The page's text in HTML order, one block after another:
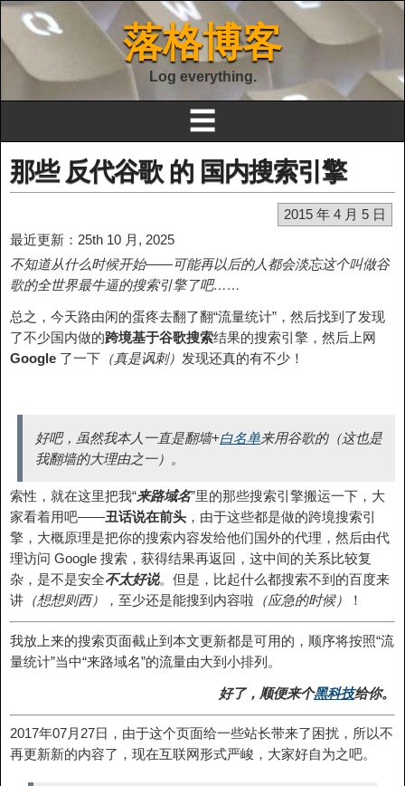
落格博客
Log everything.
☰
那些 反代谷歌 的 国内搜索引擎
2015 年 4 月 5 日
最近更新：25th 10 月, 2025
不知道从什么时候开始——可能再以后的人都会淡忘这个叫做谷
歌的全世界最牛逼的搜索引擎了吧……
总之，今天路由闲的蛋疼去翻了翻“流量统计”，然后找到了发现
了不少国内做的跨境基于谷歌搜索结果的搜索引擎，然后上网
Google 了一下 （真是讽刺） 发现还真的有不少！
好吧，虽然我本人一直是翻墙+白名单来用谷歌的（这也是
我翻墙的大理由之一）。
索性，就在这里把我“来路域名”里的那些搜索引擎搬运一下，大
家看着用吧——丑话说在前头 ，由于这些都是做的跨境搜索引
擎，大概原理是把你的搜索内容发给他们国外的代理，然后由代
理访问 Google 搜索，获得结果再返回，这中间的关系比较复
杂，是不是安全不太好说。但是，比起什么都搜索不到的百度来
讲 （想想则西） ，至少还是能搜到内容啦 （应急的时候） ！
我放上来的搜索页面截止到本文更新都是可用的，顺序将按照“流
量统计”当中“来路域名”的流量由大到小排列。
好了，顺便来个黑科技给你。
2017年07月27日，由于这个页面给一些站长带来了困扰，所以不
再更新新的内容了，现在互联网形式严峻，大家好自为之吧。